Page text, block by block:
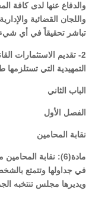
والدفاع عنها لدى كافة
واللجان القضائية
تباشر تحقيقاً في أي
2- تقديم الاستثمارات
التمهيدية التي تستلزمها
الباب الثاني
الفصل الأول
نقابة المحامين
مادة(6): نقابة
في جداولها وتتمتع
ويديرها مجلس تنتخبه